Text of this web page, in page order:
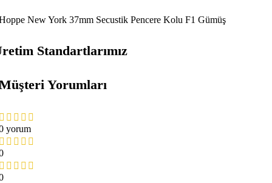
New York 37mm Secustik Pencere Kolu F1 Gümüş
Standartlarımız
Yorumları
yorum